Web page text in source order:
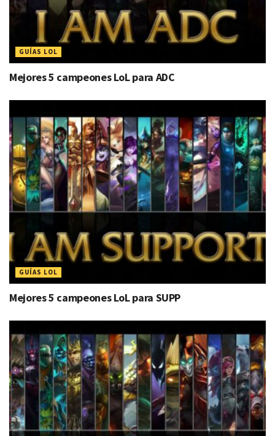
GUÍAS LOL
Mejores 5 campeones LoL para ADC
GUÍAS LOL
Mejores 5 campeones LoL para SUPP